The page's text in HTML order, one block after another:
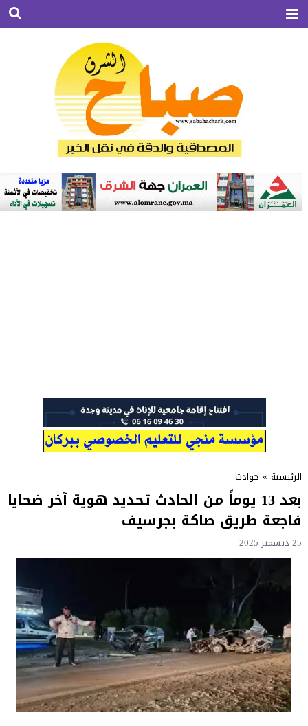
الرئيسية » حوادث
بعد 13 يوماً من الحادث تحديد هوية آخر ضحايا
فاجعة طريق صاكة بجرسيف
25 ديسمبر 2025